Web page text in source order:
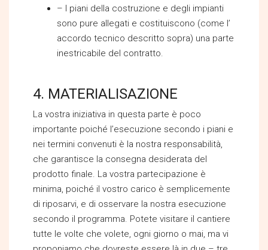
– I piani della costruzione e degli impianti
sono pure allegati e costituiscono (come l’
accordo tecnico descritto sopra) una parte
inestricabile del contratto.
4. MATERIALISAZIONE
La vostra iniziativa in questa parte è poco
importante poiché l’esecuzione secondo i piani e
nei termini convenuti è la nostra responsabilità,
che garantisce la consegna desiderata del
prodotto finale. La vostra partecipazione è
minima, poiché il vostro carico è semplicemente
di riposarvi, e di osservare la nostra esecuzione
secondo il programma. Potete visitare il cantiere
tutte le volte che volete, ogni giorno o mai, ma vi